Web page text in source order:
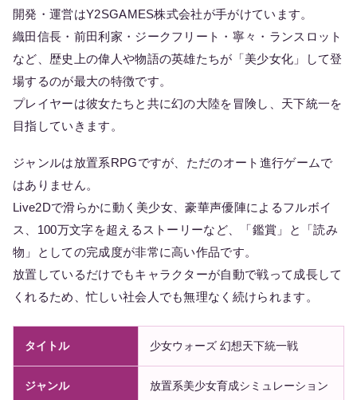
開発・運営はY2SGAMES株式会社が手がけています。
織田信長・前田利家・ジークフリート・寧々・ランスロット
など、歴史上の偉人や物語の英雄たちが「美少女化」して登
場するのが最大の特徴です。
プレイヤーは彼女たちと共に幻の大陸を冒険し、天下統一を
目指していきます。
ジャンルは放置系RPGですが、ただのオート進行ゲームで
はありません。
Live2Dで滑らかに動く美少女、豪華声優陣によるフルボイ
ス、100万文字を超えるストーリーなど、「鑑賞」と「読み
物」としての完成度が非常に高い作品です。
放置しているだけでもキャラクターが自動で戦って成長して
くれるため、忙しい社会人でも無理なく続けられます。
タイトル 少女ウォーズ 幻想天下統一戦
ジャンル
放置系美少女育成シミュレーション